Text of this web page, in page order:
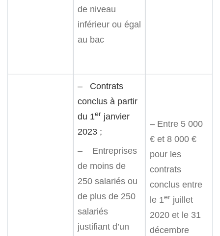
de niveau
inférieur ou égal
au bac
– Contrats
conclus à partir
du 1er janvier
2023 ;
– Entreprises
de moins de
250 salariés ou
de plus de 250
salariés
justifiant d’un
– Entre 5 000
€ et 8 000 €
pour les
contrats
conclus entre
le 1er juillet
2020 et le 31
décembre